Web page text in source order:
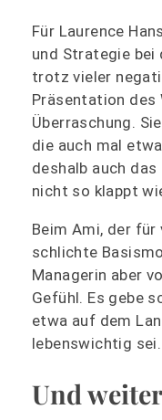
Für Laurence
und Strategie
trotz vieler
Präsentation des
Überraschung.
die auch mal
deshalb auch
nicht so klappt
Beim Ami, der
schlichte
Managerin aber
Gefühl. Es gebe
etwa auf dem
lebenswichtig sei.
Und